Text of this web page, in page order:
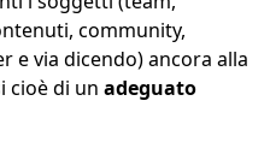
community,
e via dicendo) ancora alla
cioè di un adeguato